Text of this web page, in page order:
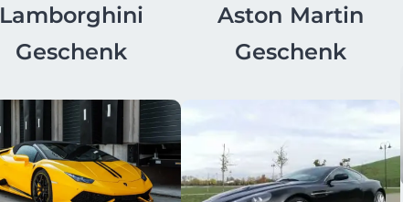
Lamborghini
Geschenk
Aston Martin
Geschenk